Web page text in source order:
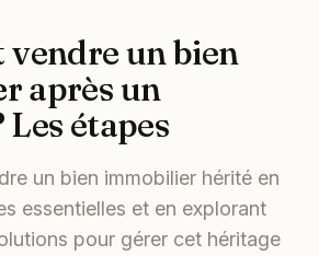
vendre un bien
après un
étapes
un bien immobilier hérité en
essentielles et en explorant
pour gérer cet héritage